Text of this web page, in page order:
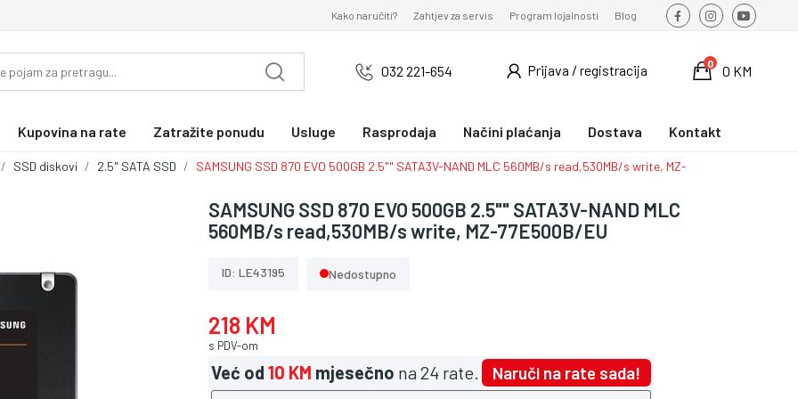
Kako naručiti? Zahtjev za servis Program lojalnosti Blog
032 221-654 Prijava / registracija 0 KM
0
Kupovina na rate Zatražite ponudu Usluge Rasprodaja Načini plaćanja Dostava Kontakt
SSD diskovi 2.5" SATA SSD SAMSUNG SSD 870 EVO 500GB 2.5"" SATA3V-NAND MLC 560MB/s read,530MB/s write, MZ-
SAMSUNG SSD 870 EVO 500GB 2.5"" SATA3V-NAND MLC
560MB/s read,530MB/s write, MZ-77E500B/EU
ID: LE43195 Nedostupno
218 KM
s PDV-om
Već od 10 KM mjesečno na 24 rate. Naruči na rate sada!